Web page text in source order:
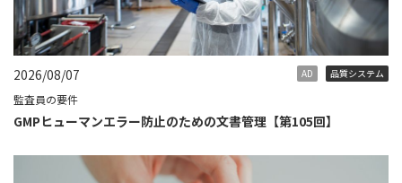
2026/08/07 AD 品質システム
監査員の要件
GMPヒューマンエラー防止のための文書管理【第105回】